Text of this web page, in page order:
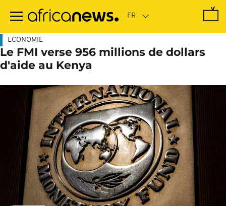
contenu
ECONOMIE
Le FMI verse 956 millions de dollars
d'aide au Kenya